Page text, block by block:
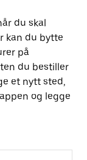
du skal
kan du bytte
på
du bestiller
et nytt sted,
og legge